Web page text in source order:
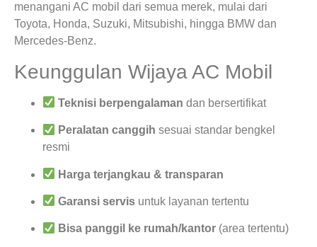
menangani AC mobil dari semua merek, mulai dari
Toyota, Honda, Suzuki, Mitsubishi, hingga BMW dan
Mercedes-Benz.
Keunggulan Wijaya AC Mobil
Teknisi berpengalaman dan bersertifikat
Peralatan canggih sesuai standar bengkel
resmi
Harga terjangkau & transparan
Garansi servis untuk layanan tertentu
Bisa panggil ke rumah/kantor (area tertentu)